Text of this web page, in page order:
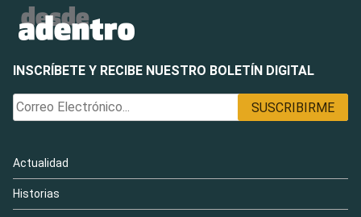
INSCRÍBETE Y RECIBE NUESTRO BOLETÍN DIGITAL
Actualidad
Historias